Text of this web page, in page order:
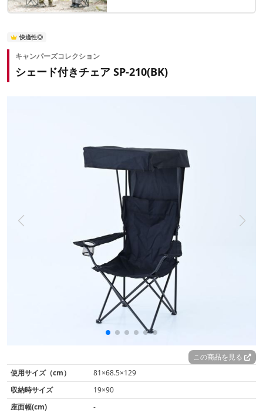
快適性◎
キャンパーズコレクション
シェード付きチェア SP-210(BK)
この商品を見る
使用サイズ（cm）
81×68.5×129
収納時サイズ
19×90
座面幅(cm)
-